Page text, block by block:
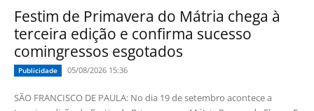
Festim de Primavera do Mátria chega à
terceira edição e confirma sucesso
comingressos esgotados
Publicidade 05/08/2026 15:36
SÃO FRANCISCO DE PAULA: No dia 19 de setembro acontece a